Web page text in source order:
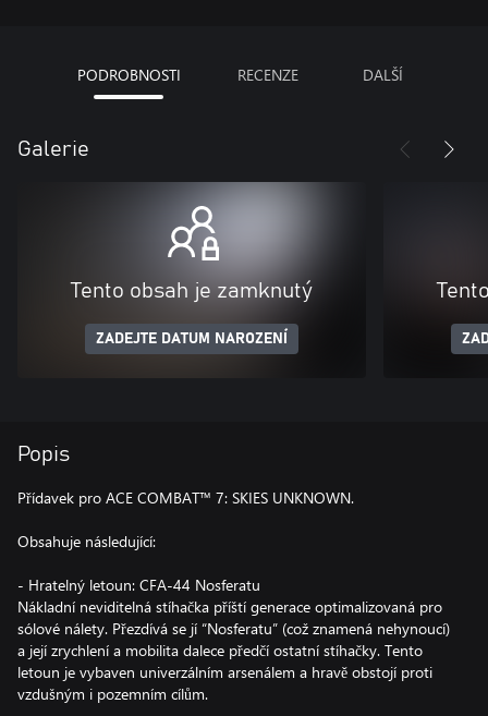
PODROBNOSTI RECENZE DALŠÍ
Galerie
Tento obsah je zamknutý
ZADEJTE DATUM NAROZENÍ
Popis
Přídavek pro ACE COMBAT™ 7: SKIES UNKNOWN.
Obsahuje následující:
- Hratelný letoun: CFA-44 Nosferatu
Nákladní neviditelná stíhačka příští generace optimalizovaná pro
sólové nálety. Přezdívá se jí “Nosferatu” (což znamená nehynoucí)
a její zrychlení a mobilita dalece předčí ostatní stíhačky. Tento
letoun je vybaven univerzálním arsenálem a hravě obstojí proti
vzdušným i pozemním cílům.